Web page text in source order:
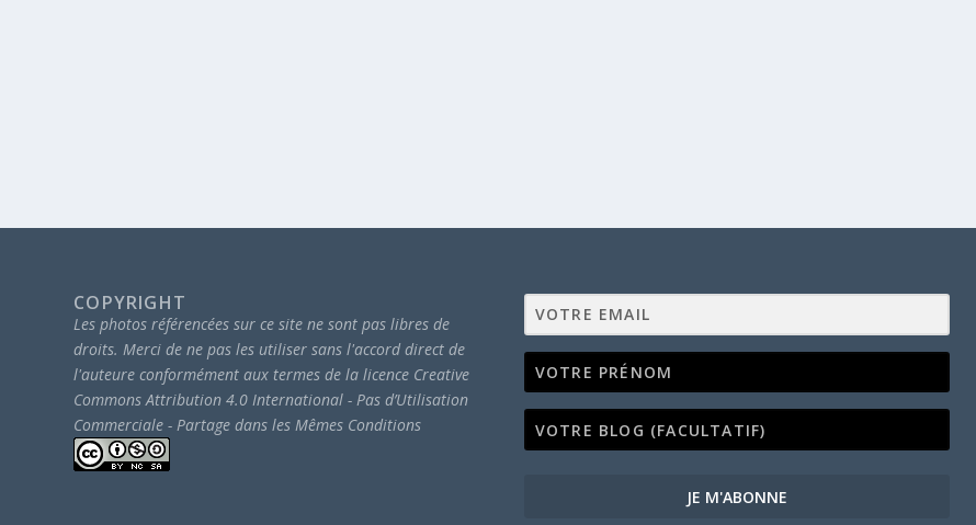
COPYRIGHT
Les photos référencées sur ce site ne sont pas libres de
droits.Merci de ne pas les utiliser sans l'accord direct de
l'auteure conformément aux termes de la licence Creative
Commons Attribution 4.0 International - Pas d’Utilisation
Commerciale - Partage dans les Mêmes Conditions
JE M'ABONNE